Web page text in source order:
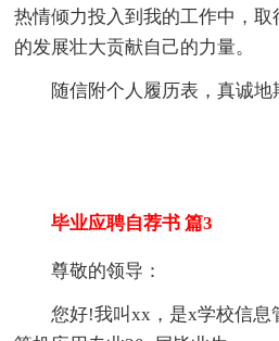
热情倾力投入到我的工作中，取
的发展壮大贡献自己的力量。
随信附个人履历表，真诚地
毕业应聘自荐书 篇3
尊敬的领导：
您好!我叫xx，是x学校信息